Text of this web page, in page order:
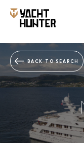
BACK TO SEARCH